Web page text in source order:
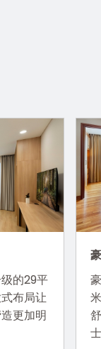
的29平
布局让
更加明